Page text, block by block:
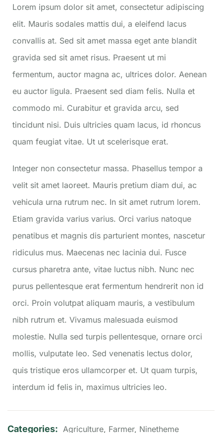
Lorem ipsum dolor sit amet, consectetur adipiscing
elit. Mauris sodales mattis dui, a eleifend lacus
convallis at. Sed sit amet massa eget ante blandit
gravida sed sit amet risus. Praesent ut mi
fermentum, auctor magna ac, ultrices dolor. Aenean
eu auctor ligula. Praesent sed diam felis. Nulla et
commodo mi. Curabitur et gravida arcu, sed
tincidunt nisi. Duis ultricies quam lacus, id rhoncus
quam feugiat vitae. Ut ut scelerisque erat.
Integer non consectetur massa. Phasellus tempor a
velit sit amet laoreet. Mauris pretium diam dui, ac
vehicula urna rutrum nec. In sit amet rutrum lorem.
Etiam gravida varius varius. Orci varius natoque
penatibus et magnis dis parturient montes, nascetur
ridiculus mus. Maecenas nec lacinia dui. Fusce
cursus pharetra ante, vitae luctus nibh. Nunc nec
purus pellentesque erat fermentum hendrerit non id
orci. Proin volutpat aliquam mauris, a vestibulum
nibh rutrum et. Vivamus malesuada euismod
molestie. Nulla sed turpis pellentesque, ornare orci
mollis, vulputate leo. Sed venenatis lectus dolor,
quis tristique eros ullamcorper et. Ut quam turpis,
interdum id felis in, maximus ultricies leo.
Categories: Agriculture, Farmer, Ninetheme